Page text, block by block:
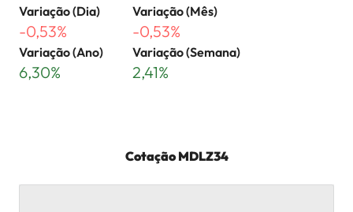
Variação (Dia)
-0,53%
Variação (Mês)
-0,53%
Variação (Ano)
6,30%
Variação (Semana)
2,41%
CotaçãoMDLZ34